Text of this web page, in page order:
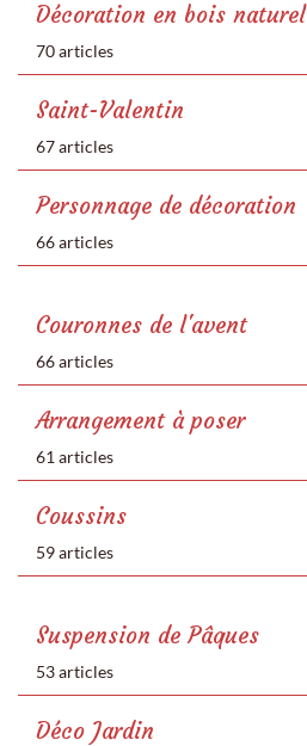
Décoration en bois naturel
70 articles
Saint-Valentin
67 articles
Personnage de décoration
66 articles
Couronnes de l'avent
66 articles
Arrangement à poser
61 articles
Coussins
59 articles
Suspension de Pâques
53 articles
Déco Jardin